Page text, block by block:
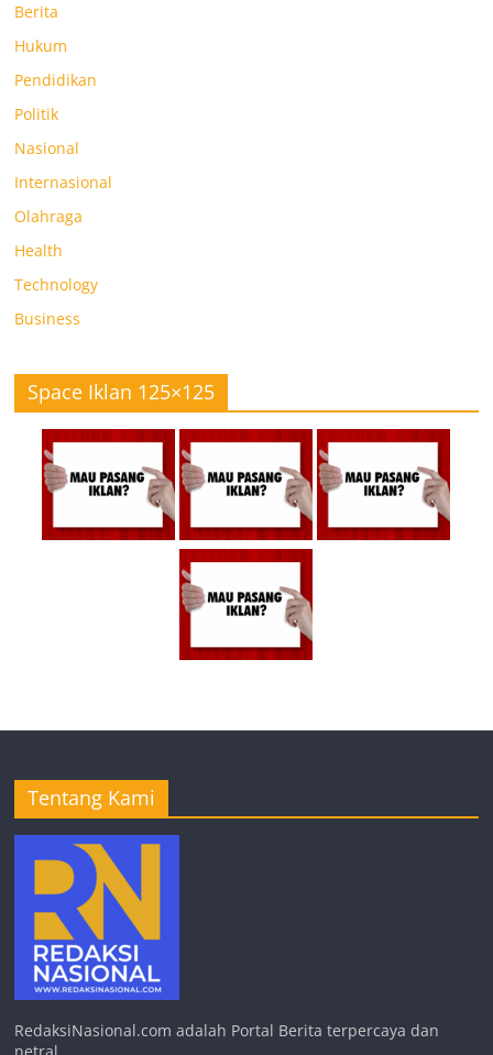
Berita
Hukum
Pendidikan
Politik
Nasional
Internasional
Olahraga
Health
Technology
Business
Space Iklan 125×125
Tentang Kami
RedaksiNasional.com adalah Portal Berita terpercaya dan